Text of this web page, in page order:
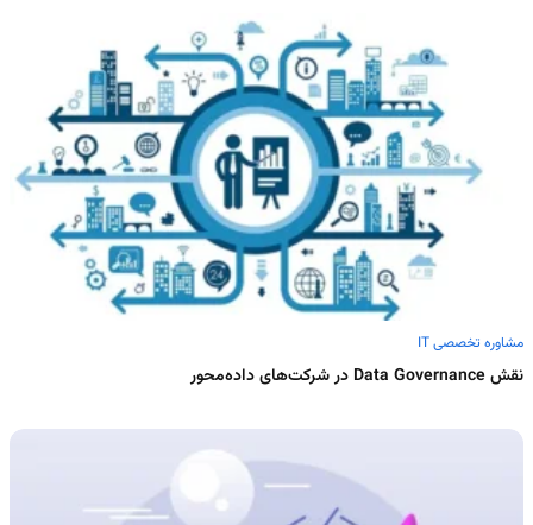
نقش Data Governance در شرکت‌های داده‌محور
مشاوره تخصصی IT